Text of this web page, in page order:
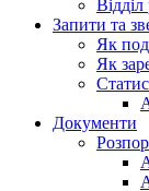
Відділ
Запити та
Як
Як
Документи